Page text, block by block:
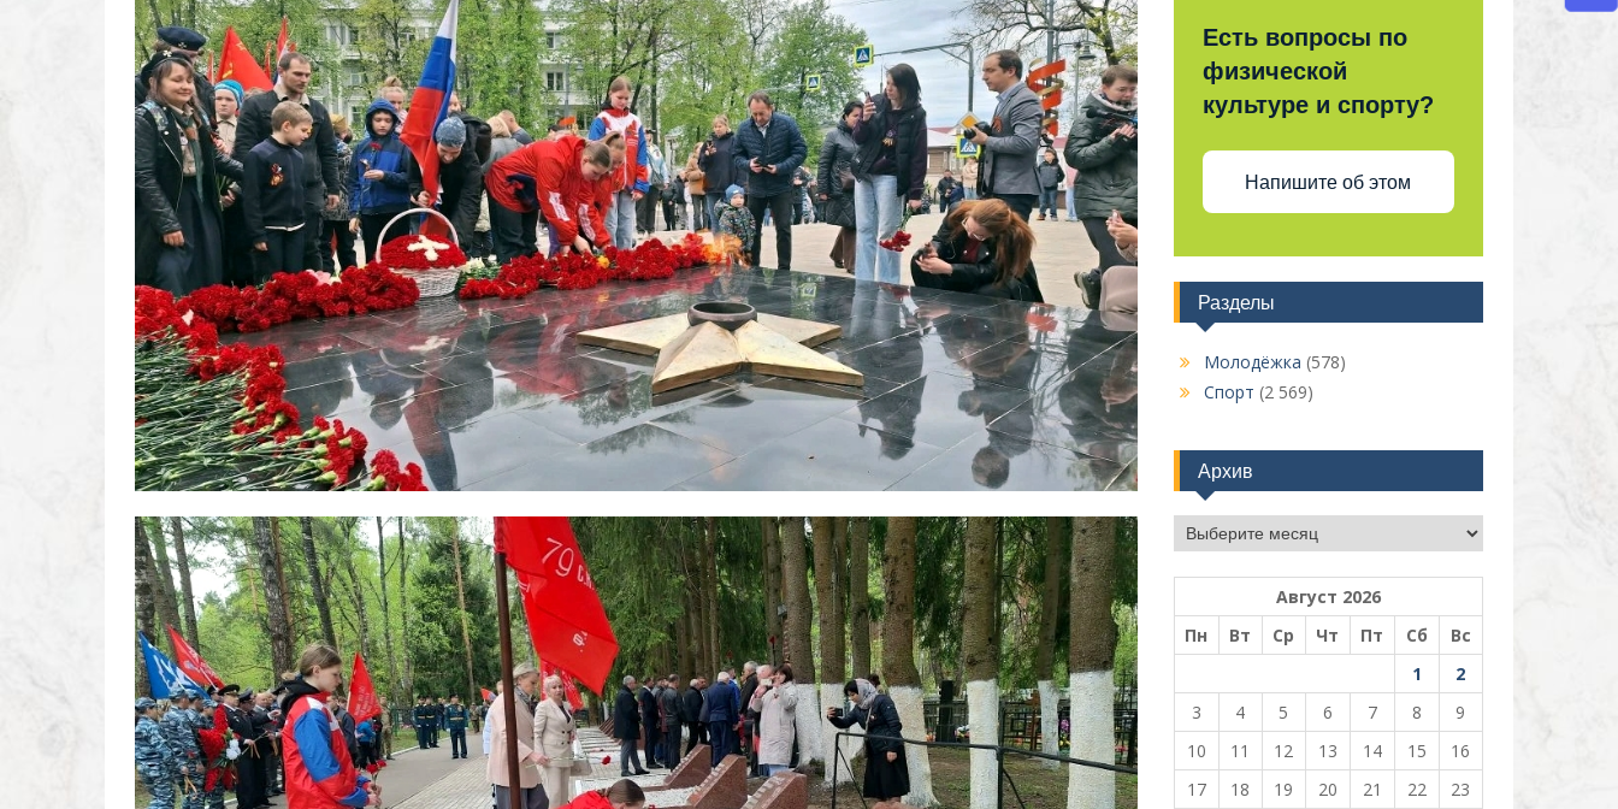
Есть вопросы по
физической
культуре и спорту?
Напишите об этом
Разделы
Молодёжка (578)
Спорт (2 569)
Архив
Архив
Август 2026
Пн
Вт Ср Чт Пт Сб
Вс
1
2
3
4 5 6 7 8
9
10
11 12 13 14 15
16
17
18 19 20 21 22
23